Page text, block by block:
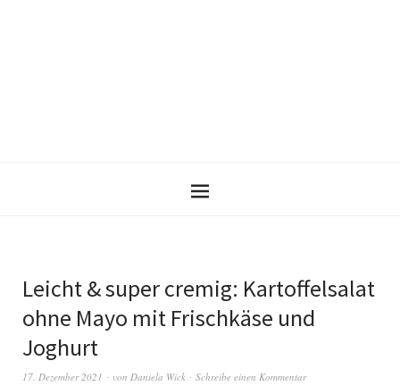
Leicht & super cremig: Kartoffelsalat
ohne Mayo mit Frischkäse und
Joghurt
17. Dezember 2021 von Daniela Wick Schreibe einen Kommentar